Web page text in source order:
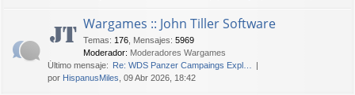
Wargames :: John Tiller Software
Temas: 176 Mensajes: 5969
Moderador: Moderadores Wargames
Último mensaje: Re: WDS Panzer Campaings Expl…
por HispanusMiles , 09 Abr 2026, 18:42